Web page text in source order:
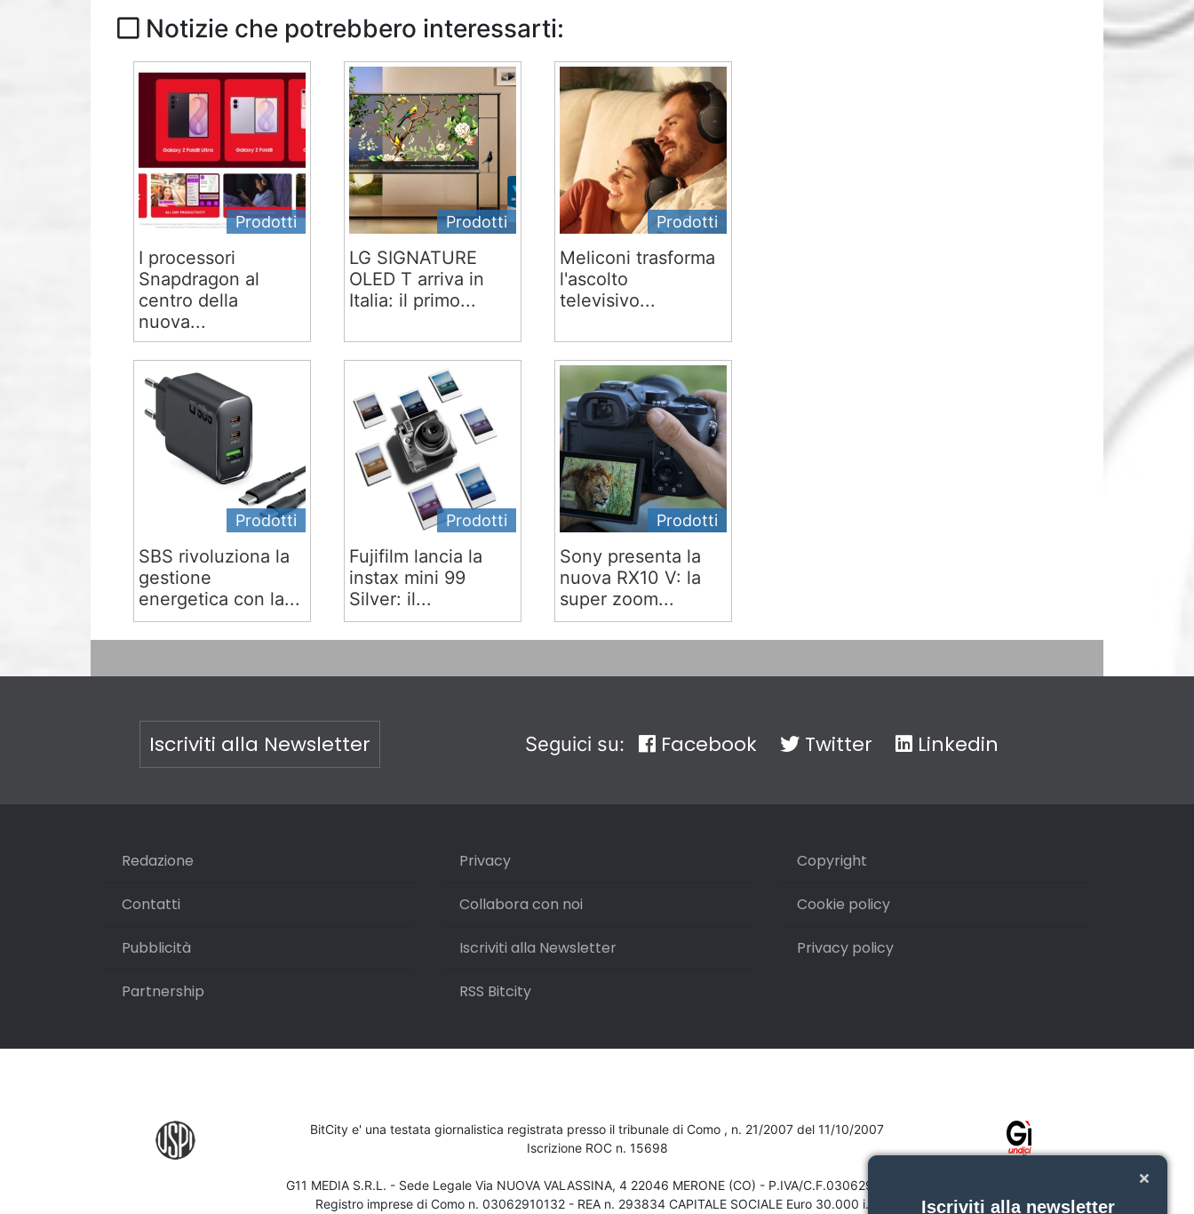
Notizie che potrebbero interessarti:
Prodotti
I processori
Snapdragon al
centro della
nuova...
Prodotti
LG SIGNATURE
OLED T arriva in
Italia: il primo...
Prodotti
Meliconi trasforma
l'ascolto
televisivo...
Prodotti
SBS rivoluziona la
gestione
energetica con la...
Prodotti
Fujifilm lancia la
instax mini 99
Silver: il...
Prodotti
Sony presenta la
nuova RX10 V: la
super zoom...
Iscriviti alla Newsletter Seguici su: Facebook Twitter Linkedin
Redazione
Contatti
Pubblicità
Partnership
Privacy
Collabora con noi
Iscriviti alla Newsletter
RSS Bitcity
Copyright
Cookie policy
Privacy policy
BitCity e' una testata giornalistica registrata presso il tribunale di Como , n. 21/2007 del 11/10/2007
Iscrizione ROC n. 15698
G11 MEDIA S.R.L. - Sede Legale Via NUOVA VALASSINA, 4 22046 MERONE (CO) - P.IVA/C.F.03062910132
Registro imprese di Como n. 03062910132 - REA n. 293834 CAPITALE SOCIALE Euro 30.000 i.v.
Iscriviti alla newsletter